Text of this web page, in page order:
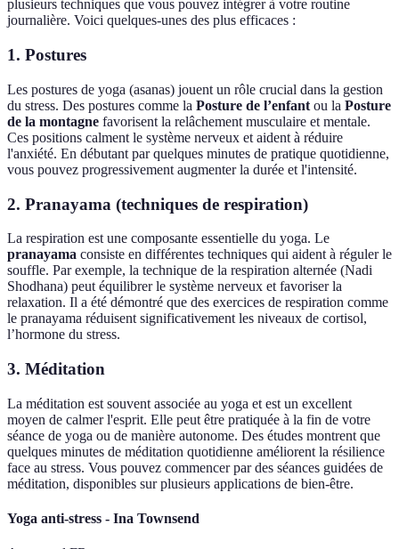
plusieurs techniques que vous pouvez intégrer à votre routine
journalière. Voici quelques-unes des plus efficaces :
1. Postures
Les postures de yoga (asanas) jouent un rôle crucial dans la gestion
du stress. Des postures comme la Posture de l’enfant ou la Posture
de la montagne favorisent la relâchement musculaire et mentale.
Ces positions calment le système nerveux et aident à réduire
l'anxiété. En débutant par quelques minutes de pratique quotidienne,
vous pouvez progressivement augmenter la durée et l'intensité.
2. Pranayama (techniques de respiration)
La respiration est une composante essentielle du yoga. Le
pranayama consiste en différentes techniques qui aident à réguler le
souffle. Par exemple, la technique de la respiration alternée (Nadi
Shodhana) peut équilibrer le système nerveux et favoriser la
relaxation. Il a été démontré que des exercices de respiration comme
le pranayama réduisent significativement les niveaux de cortisol,
l’hormone du stress.
3. Méditation
La méditation est souvent associée au yoga et est un excellent
moyen de calmer l'esprit. Elle peut être pratiquée à la fin de votre
séance de yoga ou de manière autonome. Des études montrent que
quelques minutes de méditation quotidienne améliorent la résilience
face au stress. Vous pouvez commencer par des séances guidées de
méditation, disponibles sur plusieurs applications de bien-être.
Yoga anti-stress - Ina Townsend